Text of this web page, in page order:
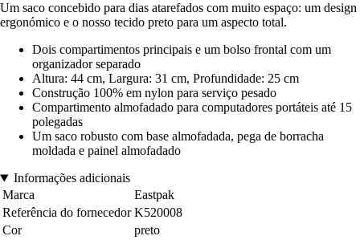
Um saco concebido para dias atarefados com muito espaço: um design
ergonómico e o nosso tecido preto para um aspecto total.
Dois compartimentos principais e um bolso frontal com um
organizador separado
Altura: 44 cm, Largura: 31 cm, Profundidade: 25 cm
Construção 100% em nylon para serviço pesado
Compartimento almofadado para computadores portáteis até 15
polegadas
Um saco robusto com base almofadada, pega de borracha
moldada e painel almofadado
Informações adicionais
Marca
Eastpak
Referência do fornecedor K520008
Cor
preto